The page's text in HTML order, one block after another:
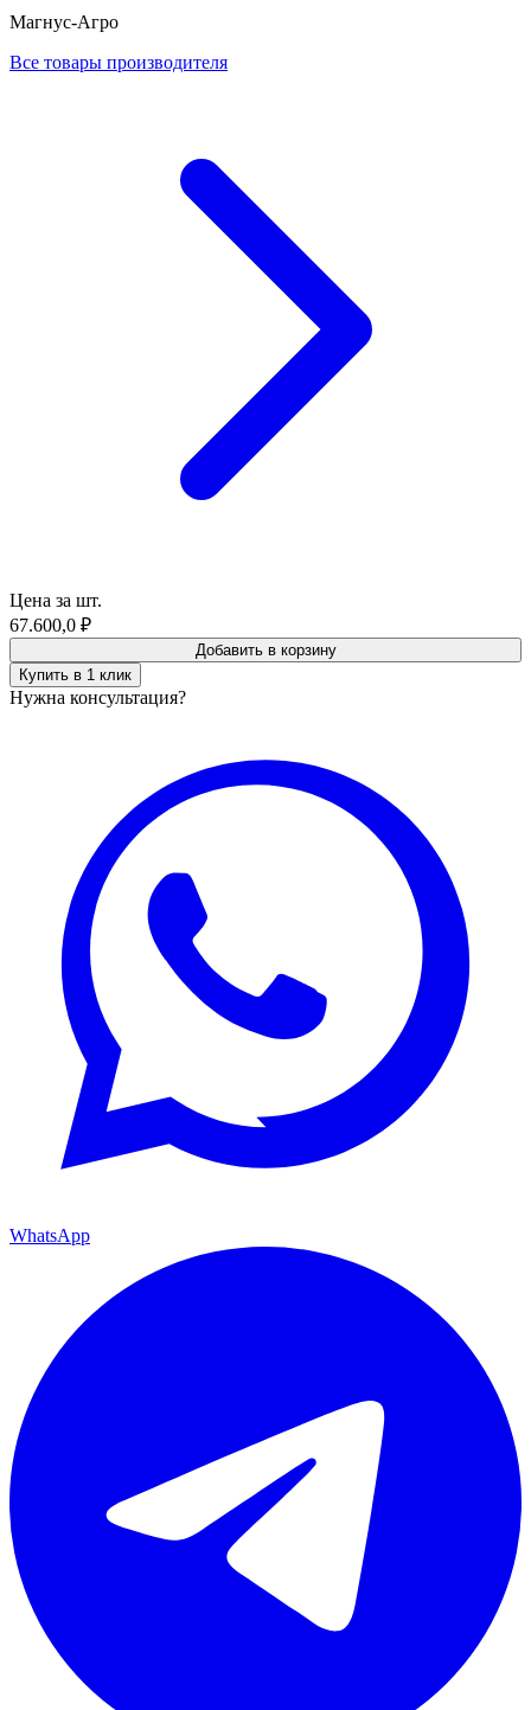
Магнус-Агро
Все товары производителя
Цена за шт.
67.600,0 ₽
Добавить в корзину
Купить в 1 клик
Нужна консультация?
WhatsApp